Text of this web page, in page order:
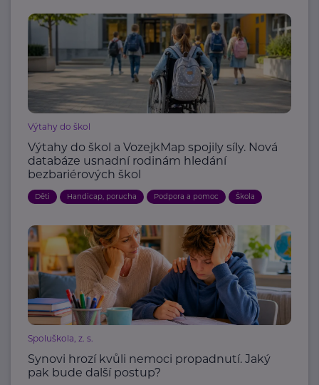
Výtahy do škol
Výtahy do škol a VozejkMap spojily síly. Nová
databáze usnadní rodinám hledání
bezbariérových škol
Děti Handicap, porucha Podpora a pomoc Škola
Spoluškola, z. s.
Synovi hrozí kvůli nemoci propadnutí. Jaký
pak bude další postup?